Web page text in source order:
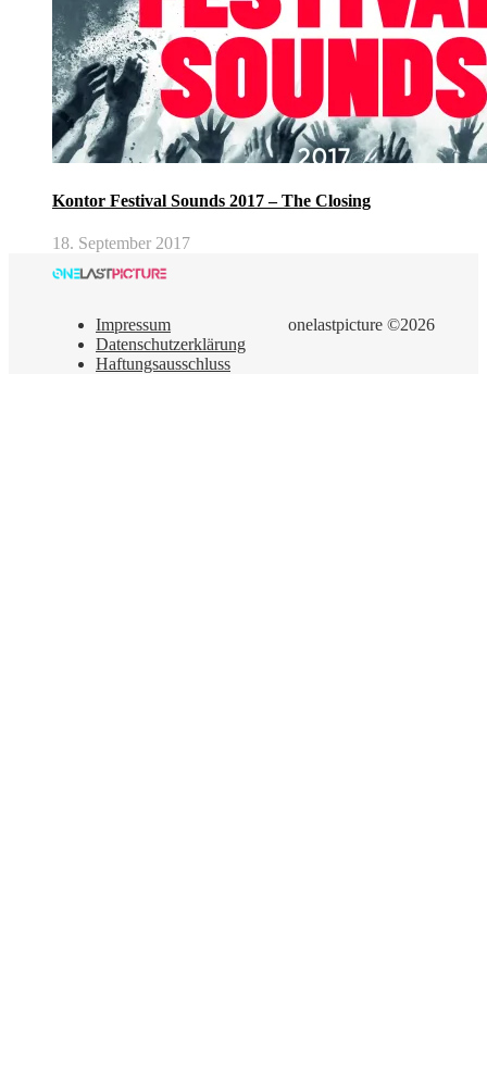
Kontor Festival Sounds 2017 – The Closing
18. September 2017
onelastpicture ©2026
Impressum
Datenschutzerklärung
Haftungsausschluss